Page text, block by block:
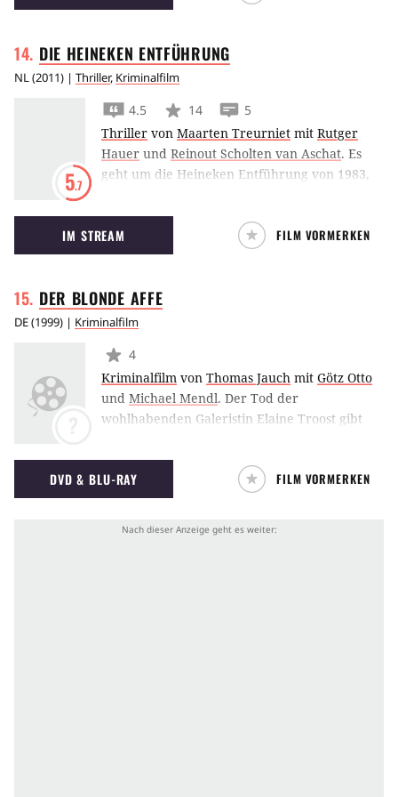
Zeit verbringt Neal daher mit seinen
Halbstarken die Motorräder ersetzen. Als Neal
schließlich den Drogendealer Deco tötet, mit
hatte, löst die Polizei nach ihm und seiner
Gang eine Großfahndung aus.
DIE HEINEKEN ENTFÜHRUNG
NL(2011) | Thriller, Kriminalfilm
5.7
4.5 14
5
Thriller von Maarten Treurniet mit Rutger
Hauer und Reinout Scholten van Aschat. Es
geht um die Heineken Entführung von 1983,
Millionenzahlungen nach drei Wochen
freigelassen wird.
IM STREAM FILM VORMERKEN
DER BLONDE AFFE
DE(1999) | Kriminalfilm
4
Kriminalfilm von Thomas Jauch mit Götz Otto
und Michael Mendl. Der Tod der
wohlhabenden Galeristin Elaine Troost gibt
zunächst wie ein tragischer Unfall in der
Badewanne aussieht, erweist sich bei der
Obduktion als Mord. Ihr ehemaliger Geliebter,
Spitznamen "der blonde Affe", ist zur Tatzeit
DVD & BLU-RAY FILM VORMERKEN